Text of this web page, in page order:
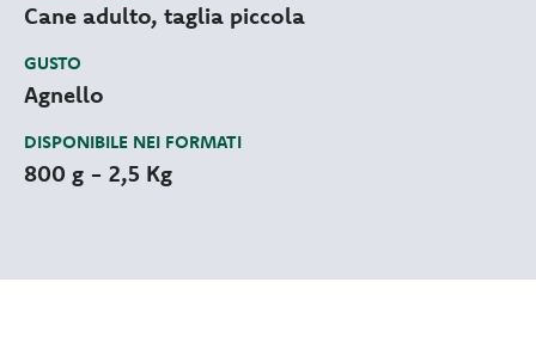
Cane adulto, taglia piccola
GUSTO
Agnello
DISPONIBILE NEI FORMATI
800 g - 2,5 Kg